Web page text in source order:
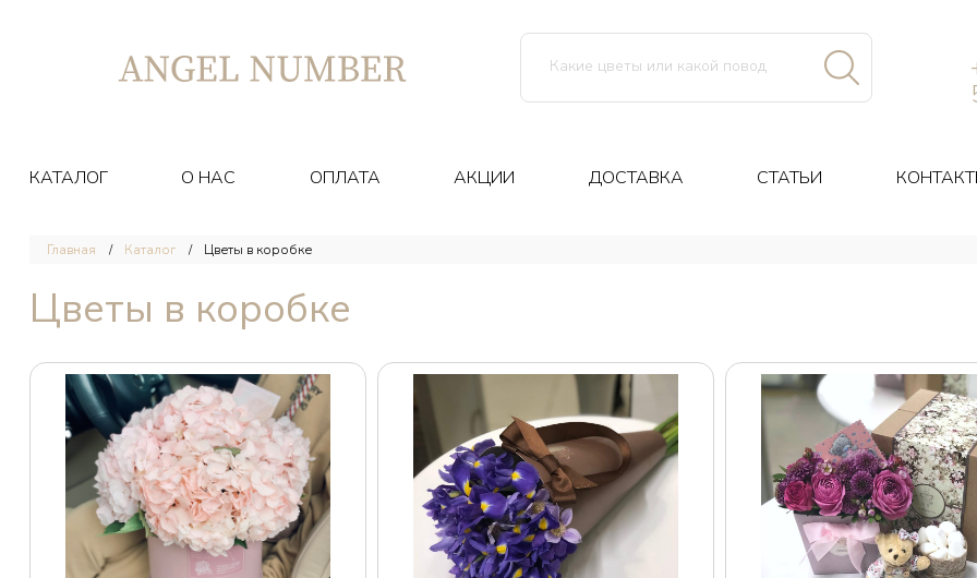
КАТАЛОГ О НАС ОПЛАТА АКЦИИ ДОСТАВКА СТАТЬИ
Главная Каталог Цветы в коробке
Цветы в коробке